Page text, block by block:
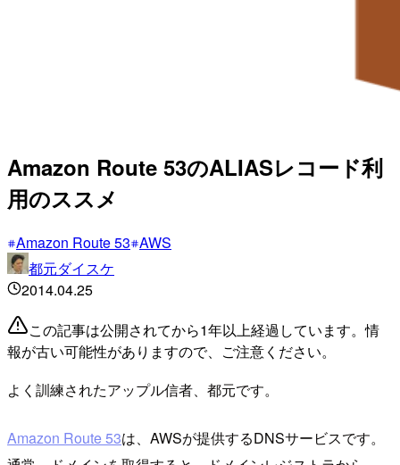
Amazon Route 53のALIASレコード利
用のススメ
Amazon Route 53 AWS
都元ダイスケ
2014.04.25
この記事は公開されてから1年以上経過しています。情
報が古い可能性がありますので、ご注意ください。
よく訓練されたアップル信者、都元です。
Amazon Route 53は、AWSが提供するDNSサービスです。